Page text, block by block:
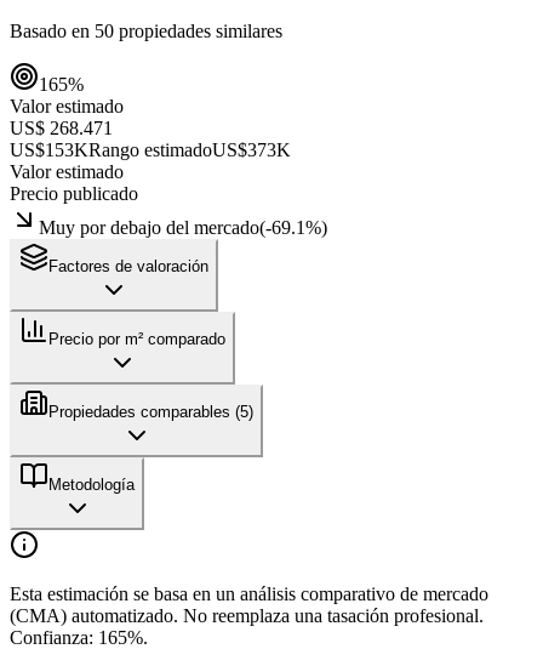
Basado en 50 propiedades similares
165%
Valor estimado
US$ 268.471
US$153KRango estimadoUS$373K
Valor estimado
Precio publicado
Muy por debajo del mercado(-69.1%)
Factores de valoración
Precio por m² comparado
Propiedades comparables (5)
Metodología
Esta estimación se basa en un análisis comparativo de mercado
(CMA) automatizado. No reemplaza una tasación profesional.
Confianza: 165%.